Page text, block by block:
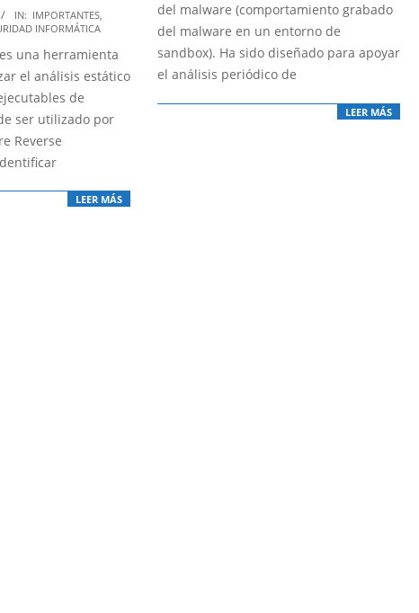
IN: IMPORTANTES
INFORMÁTICA
una herramienta
el análisis estático
de
ser utilizado por
Reverse
LEER MÁS
del malware (comportamiento grabado
del malware en un entorno de
sandbox). Ha sido diseñado para apoyar
el análisis periódico de
LEER MÁS